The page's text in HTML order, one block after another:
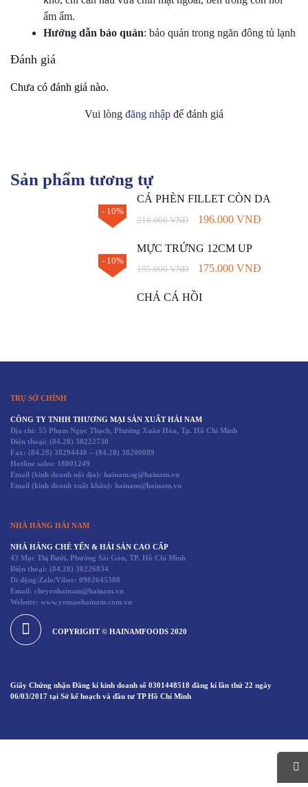
ẩm ẩm.
Hướng dẫn bảo quản: bảo quản trong ngăn đông tủ lạnh
Đánh giá
Chưa có đánh giá nào.
Vui lòng đăng nhập để đánh giá
Sản phẩm tương tự
- 10%
CÁ PHÈN FILLET CÒN DA
218.000VNĐ 196.000VNĐ
- 10%
MỰC TRỨNG 12CM UP
195.000VNĐ 175.000VNĐ
CHẢ CÁ HỒI
TRỤ SỞ CHÍNH
CÔNG TY TNHH THƯƠNG MẠI SẢN XUẤT HẢI NAM
Địa chỉ: 55 Phạm Ngọc Thạch, Phường Xuân Hòa, Tp. Hồ Chí Minh
Điện thoại: (84.28) 38222730
Fax: (84.28) 38294440 – (84.28) 38200089
Hotline sales: 18001249
Email (kinh doanh nội địa): hainam.sg@hainam.vn
Email (kinh doanh xuất khẩu): hainam@hainam.vn
NHÀ HÀNG HẢI NAM
NHÀ HÀNG CHÈ YẾN & HẢI SẢN CAO CẤP
43 Mạc Thị Bưởi, Phường Sài Gòn, TP. Hồ Chí Minh
Điện thoại: (84.28) 38226834
Di động/Zalo/Viber: 0902645388
Email: cheyenhainam@hainam.vn
Website: www.yensaohainam.com.vn
COPYRIGHT © HAINAMFOODS 2020
Giấy Chứng nhận Đăng kí kinh doanh số 0301448518 đăng kí lần thứ 22 ngày
06/03/2017 tại Sở kế hoạch và đầu tư TP Hồ Chí Minh